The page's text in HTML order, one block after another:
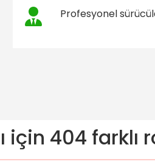
Profesyonel
için 404 farklı